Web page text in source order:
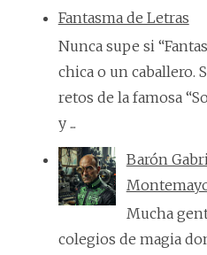
Fantasma de Letras
Nunca supe si
chica o un caballero.
retos de la famosa
y ...
Barón
Mucha
colegios de magia